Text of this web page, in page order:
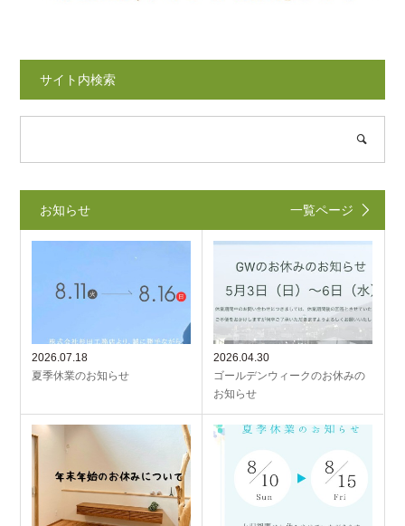
サイト内検索
お知らせ 一覧ページ
2026.07.18
夏季休業のお知らせ
2026.04.30
ゴールデンウィークのお休みの
お知らせ